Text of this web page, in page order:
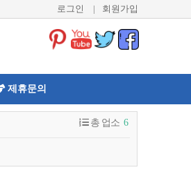
로그인 | 회원가입
제휴문의
총 업소 6